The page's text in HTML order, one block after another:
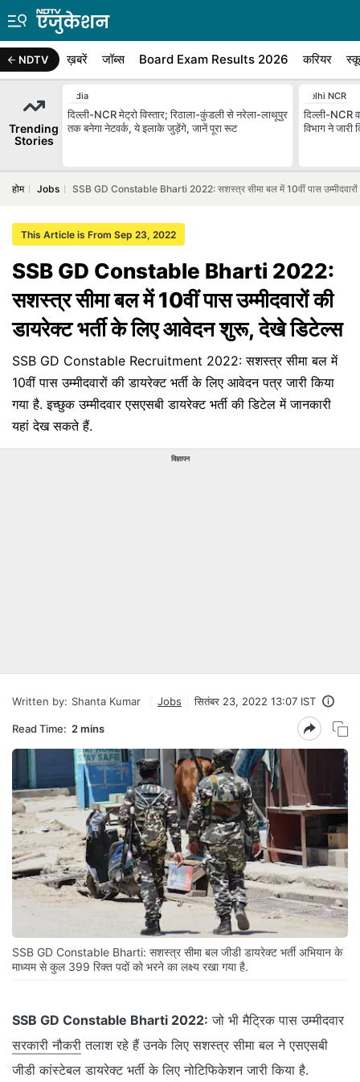
NDTV ख़बरें जॉब्स Board Exam Results 2026 करियर
Trending
Stories
India
दिल्ली-NCR मेट्रो विस्तार; रिठाला-कुंडली से नरेला-लाथूपुर
तक बनेगा नेटवर्क, ये इलाके जुड़ेंगे, जानें पूरा रूट
Delhi NCR
दिल्ली-NCR
विभाग ने जारी
होम Jobs SSB GD Constable Bharti 2022: सशस्त्र सीमा बल में 10वीं पास
This Article is From Sep 23, 2022
SSB GD Constable Bharti 2022:
सशस्त्र सीमा बल में 10वीं पास उम्मीदवारों की
डायरेक्ट भर्ती के लिए आवेदन शुरू, देखे डिटेल्स
SSB GD Constable Recruitment 2022: सशस्त्र सीमा बल में
10वीं पास उम्मीदवारों की डायरेक्ट भर्ती के लिए आवेदन पत्र जारी किया
गया है. इच्छुक उम्मीदवार एसएसबी डायरेक्ट भर्ती की डिटेल में जानकारी
यहां देख सकते हैं.
विज्ञापन
Written by: Shanta Kumar Jobs सितंबर 23, 2022 13:07 IST
Read Time: 2 mins
SSB GD Constable Bharti: सशस्त्र सीमा बल जीडी डायरेक्ट भर्ती अभियान के
माध्यम से कुल 399 रिक्त पदों को भरने का लक्ष्य रखा गया है.
SSB GD Constable Bharti 2022: जो भी मैट्रिक पास उम्मीदवार
सरकारी नौकरी तलाश रहे हैं उनके लिए सशस्त्र सीमा बल ने एसएसबी
जीडी कांस्टेबल डायरेक्ट भर्ती के लिए नोटिफिकेशन जारी किया है.